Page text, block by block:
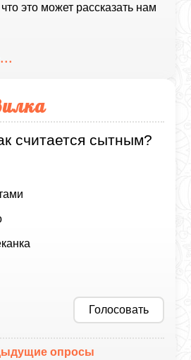
это может рассказать нам
считается сытным?
Голосовать
опросы